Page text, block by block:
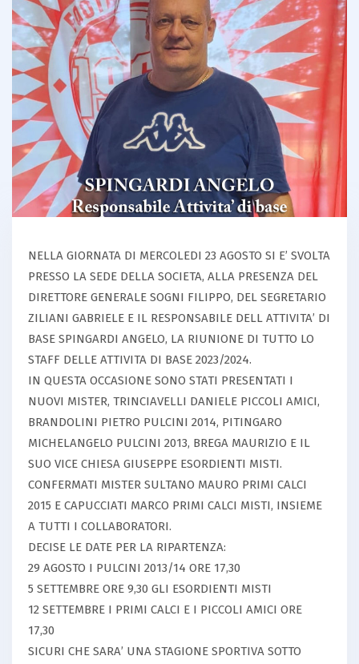
NELLA GIORNATA DI MERCOLEDI 23 AGOSTO SI E’ SVOLTA
PRESSO LA SEDE DELLA SOCIETA, ALLA PRESENZA DEL
DIRETTORE GENERALE SOGNI FILIPPO, DEL SEGRETARIO
ZILIANI GABRIELE E IL RESPONSABILE DELL ATTIVITA’ DI
BASE SPINGARDI ANGELO, LA RIUNIONE DI TUTTO LO
STAFF DELLE ATTIVITA DI BASE 2023/2024.
IN QUESTA OCCASIONE SONO STATI PRESENTATI I
NUOVI MISTER, TRINCIAVELLI DANIELE PICCOLI AMICI,
BRANDOLINI PIETRO PULCINI 2014, PITINGARO
MICHELANGELO PULCINI 2013, BREGA MAURIZIO E IL
SUO VICE CHIESA GIUSEPPE ESORDIENTI MISTI.
CONFERMATI MISTER SULTANO MAURO PRIMI CALCI
2015 E CAPUCCIATI MARCO PRIMI CALCI MISTI, INSIEME
A TUTTI I COLLABORATORI.
DECISE LE DATE PER LA RIPARTENZA:
29 AGOSTO I PULCINI 2013/14 ORE 17,30
5 SETTEMBRE ORE 9,30 GLI ESORDIENTI MISTI
12 SETTEMBRE I PRIMI CALCI E I PICCOLI AMICI ORE
17,30
SICURI CHE SARA’ UNA STAGIONE SPORTIVA SOTTO